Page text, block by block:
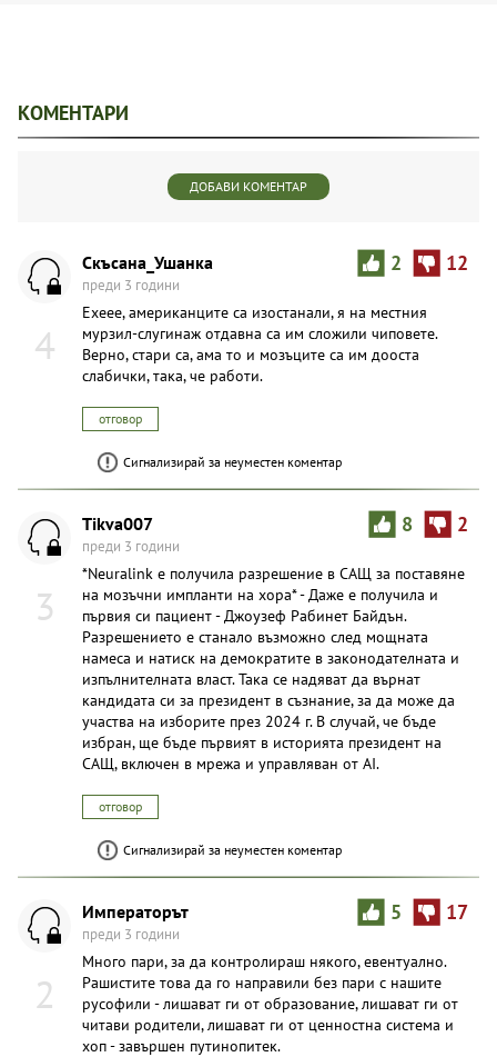
КОМЕНТАРИ
ДОБАВИ КОМЕНТАР
4
2 12
Скъсана_Ушанка
преди 3 години
Ехеее, американците са изостанали, я на местния
мypзил-слугинаж отдавна са им сложили чиповете.
Верно, стари са, ама то и мозъците са им дооста
слабички, така, че работи.
отговор
Сигнализирай за неуместен коментар
3
8 2
Tikva007
преди 3 години
*Neuralink е получила разрешение в САЩ за поставяне
на мозъчни импланти на хора* - Даже е получила и
първия си пациент - Джоузеф Рабинет Байдън.
Разрешението е станало възможно след мощната
намеса и натиск на демократите в законодателната и
изпълнителната власт. Така се надяват да върнат
кандидата си за президент в съзнание, за да може да
участва на изборите през 2024 г. В случай, че бъде
избран, ще бъде първият в историята президент на
САЩ, включен в мрежа и управляван от AI.
отговор
Сигнализирай за неуместен коментар
2
5 17
Импeраторът
преди 3 години
Много пари, за да контролираш някого, евентуално.
Рашистите това да го направили без пари с нашите
русофили - лишават ги от образование, лишават ги от
читави родители, лишават ги от ценностна система и
хоп - завършен путинопитек.